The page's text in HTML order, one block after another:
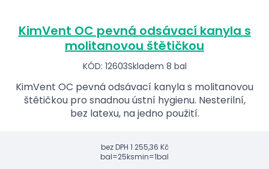
KimVent OC pevná odsávací kanyla s
molitanovou štětičkou
KÓD: 12603Skladem 8 bal
KimVent OC pevná odsávací kanyla s molitanovou
štětičkou pro snadnou ústní hygienu. Nesterilní,
bez latexu, na jedno použití.
bez DPH 1 255,36 Kč
bal=25ksmin=1bal